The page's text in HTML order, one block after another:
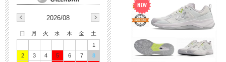
2026/08
日 月 火 水 木 金
土
1
2
3 4 5 6 7
8